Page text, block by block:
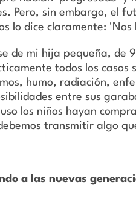
Pero, sin embargo, el
lo dice claramente:
de mi hija pequeña, de
todos los casos
humo, radiación,
entre sus
los niños hayan
transmitir algo
a las nuevas